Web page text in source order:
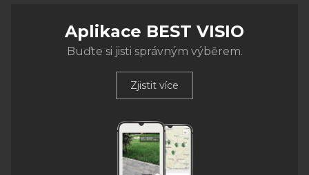
Aplikace BEST VISIO
Buďte si jisti správným výběrem.
Zjistit více